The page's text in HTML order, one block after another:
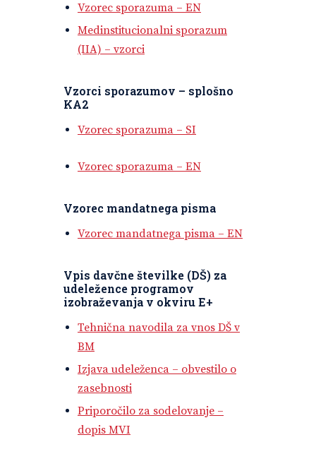
Vzorec sporazuma – EN
Medinstitucionalni sporazum
(IIA) – vzorci
Vzorci sporazumov – splošno
KA2
Vzorec sporazuma – SI
Vzorec sporazuma – EN
Vzorec mandatnega pisma
Vzorec mandatnega pisma – EN
Vpis davčne številke (DŠ) za
udeležence programov
izobraževanja v okviru E+
Tehnična navodila za vnos DŠ v
BM
Izjava udeleženca – obvestilo o
zasebnosti
Priporočilo za sodelovanje –
dopis MVI